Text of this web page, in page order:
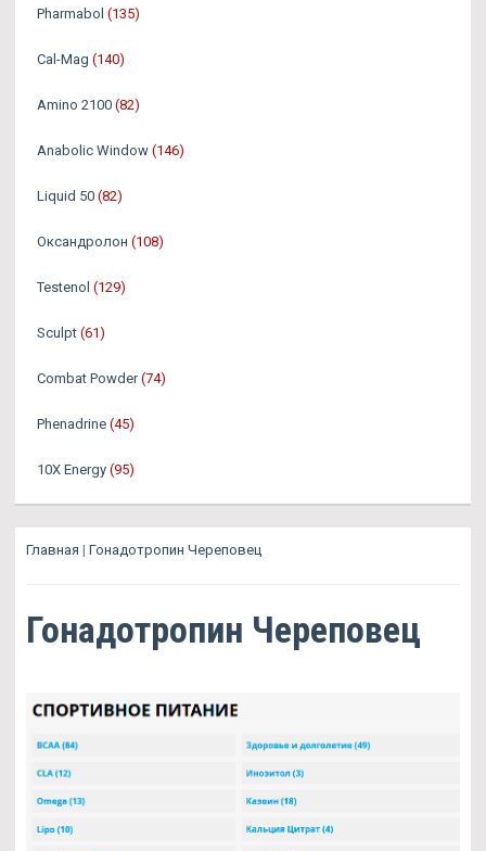
Pharmabol (135)
Cal-Mag (140)
Amino 2100 (82)
Anabolic Window (146)
Liquid 50 (82)
Оксандролон (108)
Testenol (129)
Sculpt (61)
Combat Powder (74)
Phenadrine (45)
10X Energy (95)
Главная | Гонадотропин Череповец
Гонадотропин Череповец